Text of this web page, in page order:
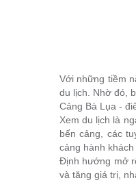
Với những tiềm
du lịch. Nhờ đó,
Cảng Bà Lụa -
Xem du lịch là
bến cảng, các
cảng hành
Định hướng mở
và tăng giá trị,